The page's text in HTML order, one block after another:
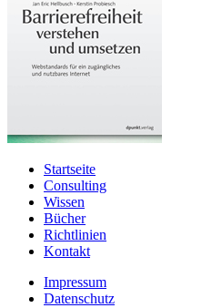
Startseite
Consulting
Wissen
Bücher
Richtlinien
Kontakt
Impressum
Datenschutz